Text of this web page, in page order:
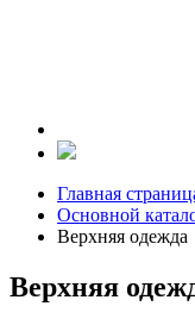
Главная
Основной
Верхняя одежда
Верхняя